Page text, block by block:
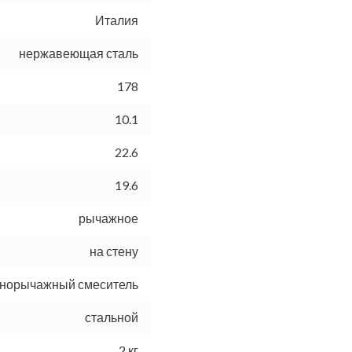
Италия
нержавеющая сталь
178
10.1
22.6
19.6
рычажное
на стену
смеситель
стальной